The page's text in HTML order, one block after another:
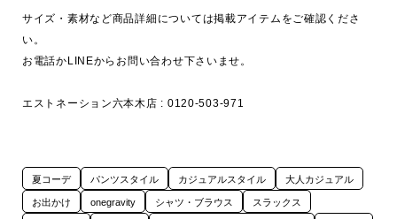
サイズ・素材など商品詳細については掲載アイテムをご確認くださ
い。
お電話かLINEからお問い合わせ下さいませ。
夏コーデ パンツスタイル カジュアルスタイル 大人カジュアル
お出かけ onegravity シャツ・ブラウス スラックス